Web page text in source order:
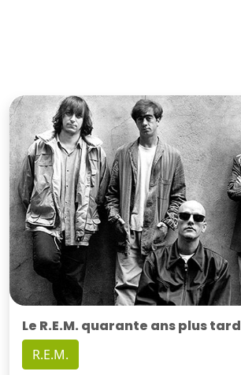
Le R.E.M. quarante ans plus tard
R.E.M.